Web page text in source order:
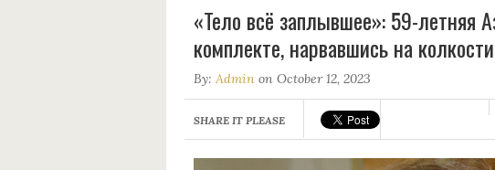
«Тело всё заплывшее»: 59-летняя
комплекте, нарвавшись на
By: Admin on October 12, 2023
SHARE IT PLEASE